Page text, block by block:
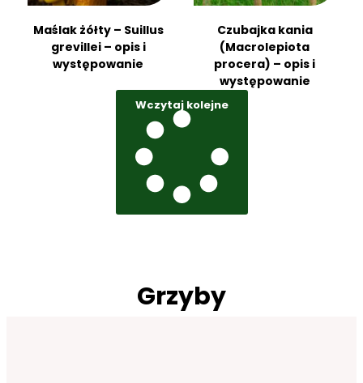
Maślak żółty – Suillus
grevillei – opis i
występowanie
Czubajka kania
(Macrolepiota
procera) – opis i
występowanie
Wczytaj kolejne
Grzyby